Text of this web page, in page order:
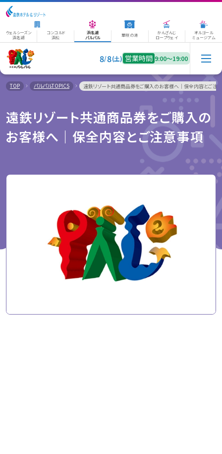
ウェルシーズン
浜名湖
コンコルド
浜松
浜名湖
パルパル
華咲の湯
かんざんじ
ロープウェイ
オルゴール
ミュージアム
8/8(土) 営業時間 9:00〜19:00
TOP パルパルTOPICS 遠鉄リゾート共通商品券をご購入のお客様へ｜保全内容とご注
遠鉄リゾート共通商品券をご購入の
お客様へ｜保全内容とご注意事項